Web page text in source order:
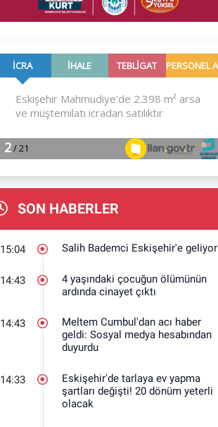
SON HABERLER
15:04 Salih Bademci Eskişehir'e geliyor
14:43
4 yaşındaki çocuğun ölümünün
ardında cinayet çıktı
14:43
Meltem Cumbul'dan acı haber
geldi: Sosyal medya hesabından
duyurdu
14:33
Eskişehir'de tarlaya ev yapma
şartları değişti! 20 dönüm yeterli
olacak